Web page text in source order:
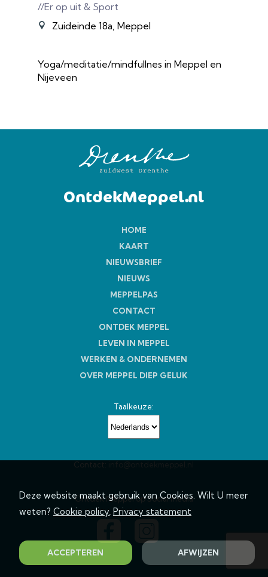
Deze website maakt gebruik van Cookies. Wilt U meer
weten? Cookie policy, Privacy statement
ACCEPTEREN AFWIJZEN
//Er op uit & Sport
Zuideinde 18a, Meppel
Yoga/meditatie/mindfullnes in Meppel en
Nijeveen
OntdekMeppel.nl
HOME
KAART
NIEUWSBRIEF
NIEUWS
MEPPELPAS
CONTACT
ONTDEK MEPPEL
LEVEN IN MEPPEL
WERKEN & ONDERNEMEN
OVER MEPPEL DIEP GELUK
Taalkeuze:
Contact:
Ontdek Meppel op Social media